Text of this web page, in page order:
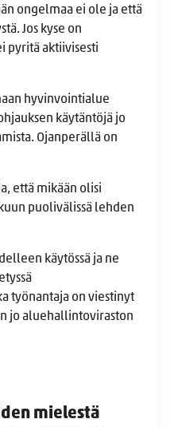
ongelmaa ei ole ja että
Jos kyse on
pyritä aktiivisesti
hyvinvointialue
käytäntöjä jo
Ojanperällä on
että mikään olisi
puolivälissä lehden
käytössä ja ne
työnantaja on viestinyt
jo aluehallintoviraston
mielestä